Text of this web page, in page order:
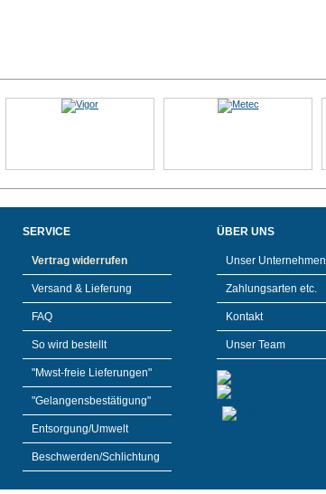
SERVICE
Vertrag widerrufen
Versand & Lieferung
FAQ
So wird bestellt
"Mwst-freie Lieferungen"
"Gelangensbestätigung"
Entsorgung/Umwelt
Beschwerden/Schlichtung
ÜBER UNS
Unser Unternehmen
Zahlungsarten etc.
Kontakt
Unser Team